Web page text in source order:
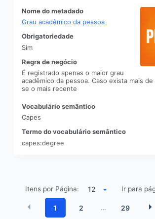
Nome do metadado
Grau acadêmico da pessoa
Obrigatoriedade
Sim
Regra de negócio
É registrado apenas o maior grau
acadêmico da pessoa. Caso exista mais
se o mais recente
Vocabulário semântico
Capes
Termo do vocabulário semântico
capes:degree
Itens por Página: Ir para
1 2 … 29